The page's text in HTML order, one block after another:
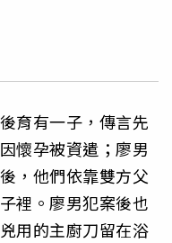
育有一子，傳言先
懷孕被資遣；廖男
，他們依靠雙方父
裡。廖男犯案後也
用的主廚刀留在浴